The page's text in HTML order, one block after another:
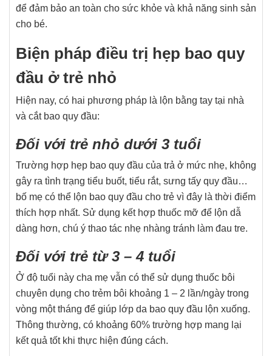
để đảm bảo an toàn cho sức khỏe và khả năng sinh sản
cho bé.
Biện pháp điều trị hẹp bao quy
đầu ở trẻ nhỏ
Hiện nay, có hai phương pháp là lộn bằng tay tại nhà
và cắt bao quy đầu:
Đối với trẻ nhỏ dưới 3 tuổi
Trường hợp hẹp bao quy đầu của trả ở mức nhẹ, không
gây ra tình trạng tiểu buốt, tiểu rắt, sưng tấy quy đầu…
bố mẹ có thể lộn bao quy đầu cho trẻ vì đây là thời điểm
thích hợp nhất. Sử dụng kết hợp thuốc mỡ để lộn dẫ
dàng hơn, chú ý thao tác nhẹ nhàng tránh làm đau tre.
Đối với trẻ từ 3 – 4 tuổi
Ở độ tuổi này cha mẹ vẫn có thể sử dụng thuốc bôi
chuyên dụng cho trẻm bôi khoảng 1 – 2 lần/ngày trong
vòng một tháng để giúp lớp da bao quy đầu lộn xuống.
Thông thường, có khoảng 60% trường hợp mang lại
kết quả tốt khi thực hiện đúng cách.